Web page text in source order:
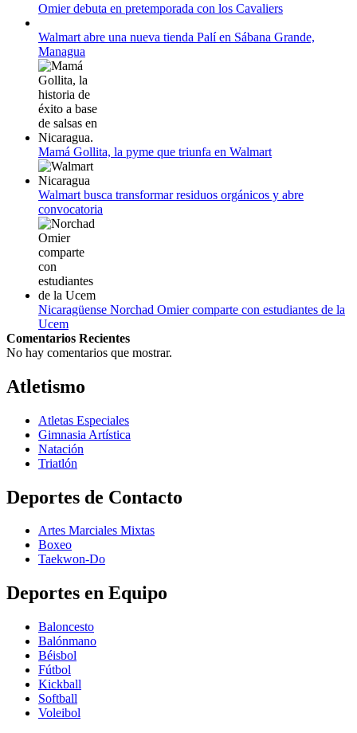
12 de agosto:
Empieza La Liga 2022-2023
Omier debuta en pretemporada con los Cavaliers
Walmart abre una nueva tienda Palí en Sábana Grande,
Managua
Mamá Gollita, la pyme que triunfa en Walmart
Walmart busca transformar residuos orgánicos y abre
convocatoria
Nicaragüense Norchad Omier comparte con estudiantes de la
Ucem
Comentarios Recientes
No hay comentarios que mostrar.
Atletismo
Atletas Especiales
Gimnasia Artística
Natación​
Triatlón​
Deportes de Contacto
Artes Marciales Mixtas
Boxeo
Taekwon-Do
Deportes en Equipo
Baloncesto
Balónmano
Béisbol
Fútbol
Kickball​
Softball​
Voleibol​